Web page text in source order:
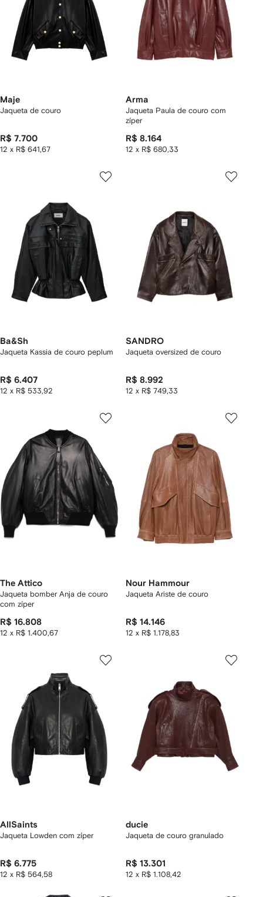
Maje
Jaqueta de couro
R$ 7.700
12 x R$ 641,67
Arma
Jaqueta Paula de couro com
zíper
R$ 8.164
12 x R$ 680,33
Ba&Sh
Jaqueta Kassia de couro peplum
R$ 6.407
12 x R$ 533,92
SANDRO
Jaqueta oversized de couro
R$ 8.992
12 x R$ 749,33
The Attico
Jaqueta bomber Anja de couro
com zíper
R$ 16.808
12 x R$ 1.400,67
Nour Hammour
Jaqueta Ariste de couro
R$ 14.146
12 x R$ 1.178,83
AllSaints
Jaqueta Lowden com zíper
R$ 6.775
12 x R$ 564,58
ducie
Jaqueta de couro granulado
R$ 13.301
12 x R$ 1.108,42